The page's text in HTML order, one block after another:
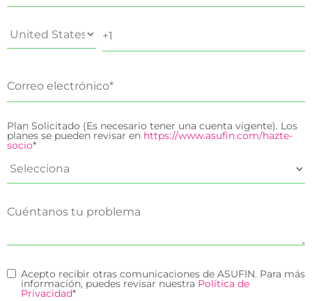
Plan Solicitado (Es necesario tener una cuenta vigente). Los
planes se pueden revisar en https://www.asufin.com/hazte-
socio*
Acepto recibir otras comunicaciones de ASUFIN. Para más
información, puedes revisar nuestra Política de
Privacidad*